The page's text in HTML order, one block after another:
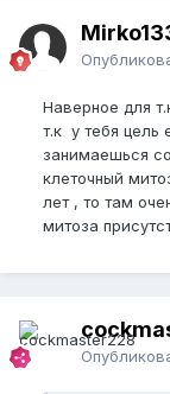
Наверное для
т.к у тебя цель
занимаешься
клеточный
лет , то там
митоза